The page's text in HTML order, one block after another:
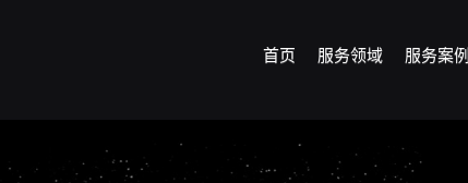
首页 服务领域 服务案例